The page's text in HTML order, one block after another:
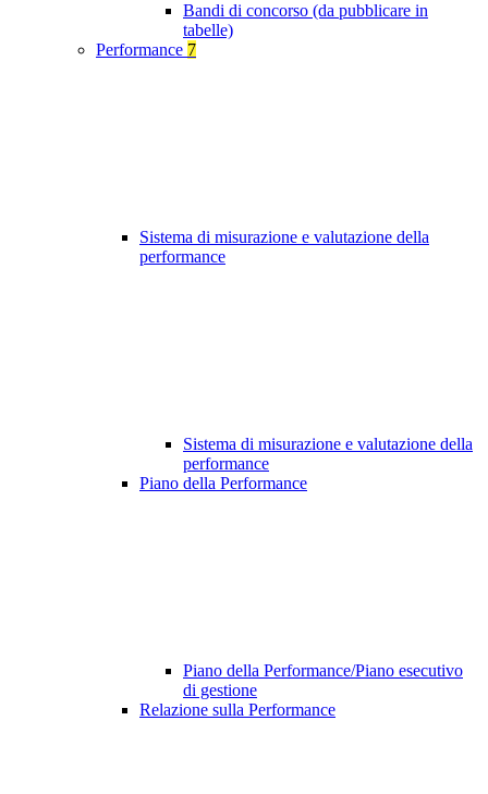
Bandi di concorso (da pubblicare in
tabelle)
Performance 7
Sistema di misurazione e valutazione della
performance
Sistema di misurazione e valutazione della
performance
Piano della Performance
Piano della Performance/Piano esecutivo
di gestione
Relazione sulla Performance